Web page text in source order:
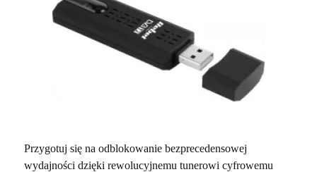
Przygotuj się na odblokowanie bezprecedensowej
wydajności dzięki rewolucyjnemu tunerowi cyfrowemu